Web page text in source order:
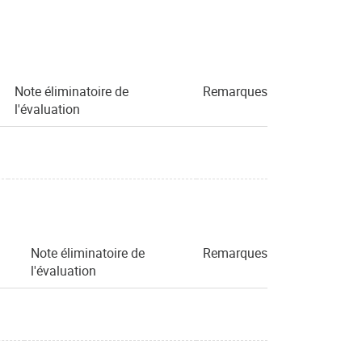
Note éliminatoire de
l'évaluation
Remarques
Note éliminatoire de
l'évaluation
Remarques